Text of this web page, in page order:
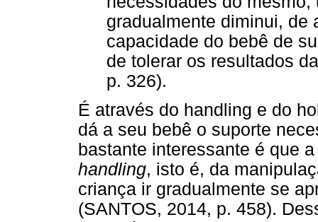
gradualmente diminui, de
capacidade do bebê de
de tolerar os resultados
p. 326).
É através do handling e do
dá a seu bebê o suporte
bastante interessante é que
handling, isto é, da
criança ir gradualmente se
(SANTOS, 2014, p. 458).